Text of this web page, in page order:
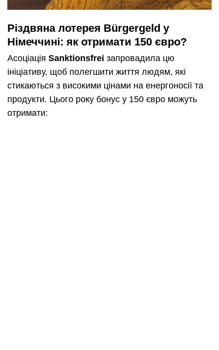
Різдвяна лотерея Bürgergeld у
Німеччині: як отримати 150 євро?
Асоціація Sanktionsfrei запровадила цю
ініціативу, щоб полегшити життя людям, які
стикаються з високими цінами на енергоносії та
продукти. Цього року бонус у 150 євро можуть
отримати: